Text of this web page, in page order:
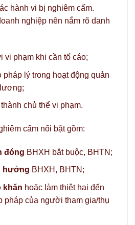
hành vi bị nghiêm cấm.
nghiệp nên nắm rõ danh
vi phạm khi cần tố cáo;
pháp lý trong hoạt động quản
chủ thể vi phạm.
cấm nổi bật gồm:
đóng BHXH bắt buộc, BHTN;
hưởng BHXH, BHTN;
khăn hoặc làm thiệt hại đến
pháp của người tham gia/thụ